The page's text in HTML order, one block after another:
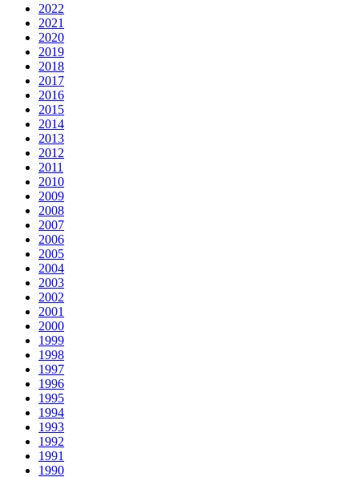
2022
2021
2020
2019
2018
2017
2016
2015
2014
2013
2012
2011
2010
2009
2008
2007
2006
2005
2004
2003
2002
2001
2000
1999
1998
1997
1996
1995
1994
1993
1992
1991
1990